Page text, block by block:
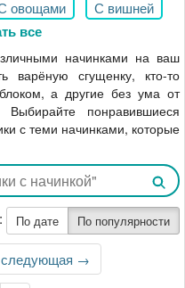
овощами
С вишней
С ягодами
все
начинками на ваш
а другие без ума от
понравившиеся
с теми начинками, которые
По дате По популярности
Следующая
страница
следующая →